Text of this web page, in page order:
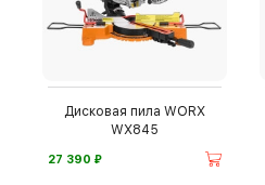
Дисковая пила WORX
WX845
27 390 ⃏